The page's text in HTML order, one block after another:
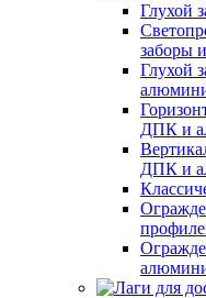
Глухой
заборы
Глухой
ДПК и
ДПК и